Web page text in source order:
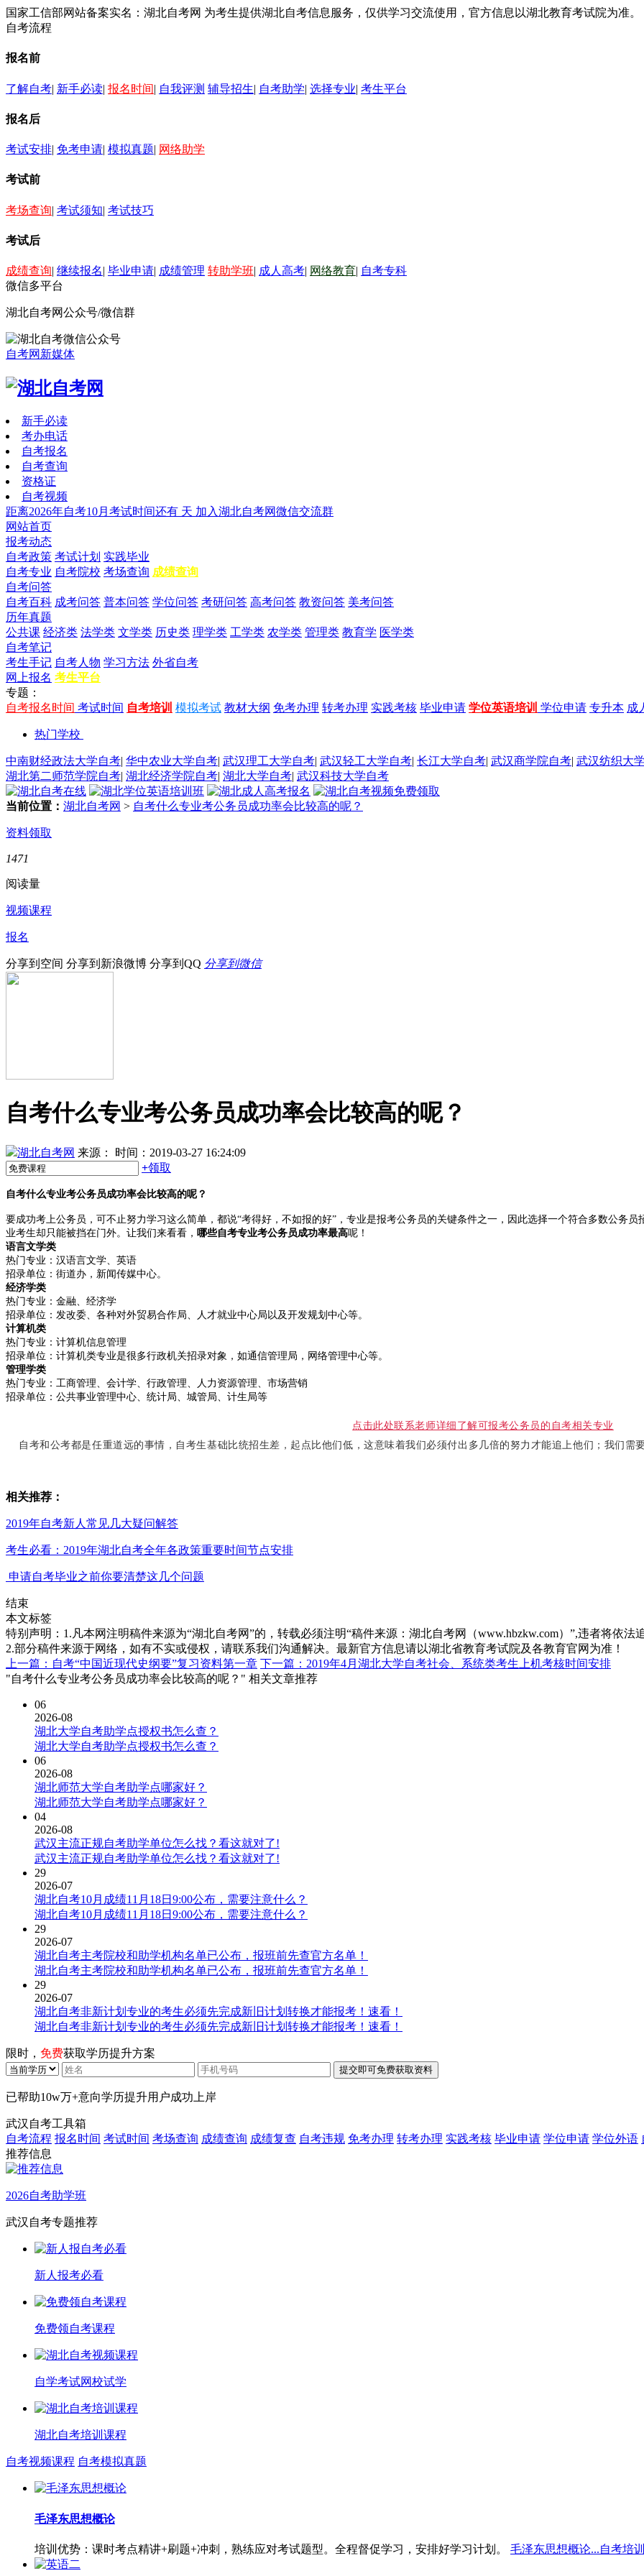
国家工信部网站备案实名：湖北自考网 为考生提供湖北自考信息服务，仅供学习交流使用，官方信息以湖北教育考试院为准。
自考流程
报名前
了解自考| 新手必读| 报名时间| 自我评测 辅导招生| 自考助学| 选择专业| 考生平台
报名后
考试安排| 免考申请| 模拟真题| 网络助学
考试前
考场查询| 考试须知| 考试技巧
考试后
成绩查询| 继续报名| 毕业申请| 成绩管理 转助学班| 成人高考| 网络教育| 自考专科
微信多平台
湖北自考网公众号/微信群
自考网新媒体
新手必读
考办电话
自考报名
自考查询
资格证
自考视频
距离2026年自考10月考试时间还有 天 加入湖北自考网微信交流群
网站首页
报考动态
自考政策 考试计划 实践毕业
自考专业 自考院校 考场查询 成绩查询
自考问答
自考百科 成考问答 普本问答 学位问答 考研问答 高考问答 教资问答 美考问答
历年真题
公共课 经济类 法学类 文学类 历史类 理学类 工学类 农学类 管理类 教育学 医学类
自考笔记
考生手记 自考人物 学习方法 外省自考
网上报名 考生平台
专题：
自考报名时间 考试时间 自考培训 模拟考试 教材大纲 免考办理 转考办理 实践考核 毕业申请 学位英语培训 学位申请 专升本 成
热门学校
中南财经政法大学自考| 华中农业大学自考| 武汉理工大学自考| 武汉轻工大学自考| 长江大学自考| 武汉商学院自考| 武汉纺织大
湖北第二师范学院自考| 湖北经济学院自考| 湖北大学自考| 武汉科技大学自考
当前位置： 湖北自考网 > 自考什么专业考公务员成功率会比较高的呢？
资料领取
1471
阅读量
视频课程
报名
分享到空间 分享到新浪微博 分享到QQ 分享到微信
自考什么专业考公务员成功率会比较高的呢？
湖北自考网 来源：
时间：2019-03-27 16:24:09
+领取
自考什么专业考公务员成功率会比较高的呢？
要成功考上公务员，可不止努力学习这么简单，都说“考得好，不如报的好”，专业是报考公务员的关键条件之一，因此选择一个符合多数公务
业考生却只能被挡在门外。让我们来看看， 哪些自考专业考公务员成功率最高呢！
语言文学类
热门专业：汉语言文学、英语
招录单位：街道办，新闻传媒中心。
经济学类
热门专业：金融、经济学
招录单位 ：发改委、各种对外贸易合作局、人才就业中心局以及开发规划中心等。
计算机类
热门专业：计算机信息管理
招录单位：计算机类专业是很多行政机关招录对象，如通信管理局，网络管理中心等。
管理学类
热门专业：工商管理、会计学、行政管理、人力资源管理、市场营销
招录单位：公共事业管理中心、统计局、城管局、计生局等
点击此处联系老师详细了解可报考公务员的自考相关专业
自考和公考都是任重道远的事情，自考生基础比统招生差，起点比他们低，这意味着我们必须付出多几倍的努力才能追上他们；我们需
相关推荐：
2019年自考新人常见几大疑问解答
考生必看：2019年湖北自考全年各政策重要时间节点安排
申请自考毕业之前你要清楚这几个问题
结束
本文标签
特别声明：1.凡本网注明稿件来源为“湖北自考网”的，转载必须注明“稿件来源：湖北自考网（www.hbzkw.com）”,违者将依法
2.部分稿件来源于网络，如有不实或侵权，请联系我们沟通解决。最新官方信息请以湖北省教育考试院及各教育官网为准！
上一篇：自考“中国近现代史纲要”复习资料第一章 下一篇：2019年4月湖北大学自考社会、系统类考生上机考核时间安排
"自考什么专业考公务员成功率会比较高的呢？" 相关文章推荐
06
2026-08
湖北大学自考助学点授权书怎么查？
湖北大学自考助学点授权书怎么查？
06
2026-08
湖北师范大学自考助学点哪家好？
湖北师范大学自考助学点哪家好？
04
2026-08
武汉主流正规自考助学单位怎么找？看这就对了!
武汉主流正规自考助学单位怎么找？看这就对了!
29
2026-07
湖北自考10月成绩11月18日9:00公布，需要注意什么？
湖北自考10月成绩11月18日9:00公布，需要注意什么？
29
2026-07
湖北自考主考院校和助学机构名单已公布，报班前先查官方名单！
湖北自考主考院校和助学机构名单已公布，报班前先查官方名单！
29
2026-07
湖北自考非新计划专业的考生必须先完成新旧计划转换才能报考！速看！
湖北自考非新计划专业的考生必须先完成新旧计划转换才能报考！速看！
限时， 免费获取学历提升方案
已帮助10w万+意向学历提升用户成功上岸
武汉自考工具箱
自考流程 报名时间 考试时间 考场查询 成绩查询 成绩复查 自考违规 免考办理 转考办理 实践考核 毕业申请 学位申请 学位外语
推荐信息
2026自考助学班
武汉自考专题推荐
新人报考必看
免费领自考课程
自学考试网校试学
湖北自考培训课程
自考视频课程 自考模拟真题
毛泽东思想概论
培训优势：课时考点精讲+刷题+冲刺，熟练应对考试题型。全程督促学习，安排好学习计划。 毛泽东思想概论...自考培训